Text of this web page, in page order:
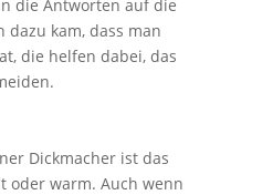
die Antworten auf die
dazu kam, dass man
die helfen dabei, das
Dickmacher ist das
oder warm. Auch wenn